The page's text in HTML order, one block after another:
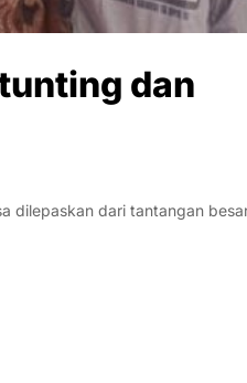
dan
dilepaskan dari tantangan